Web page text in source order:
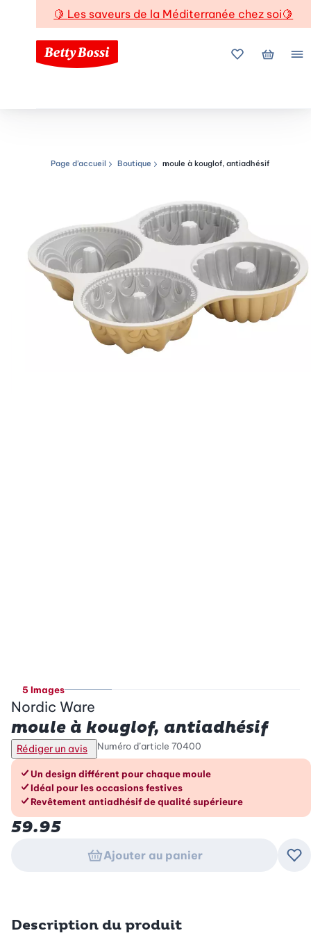
🍋 Les saveurs de la Méditerranée chez soi🍋
Mes favoris
Mon
Chemin de navigation
Page d’accueil Boutique moule à kouglof, antiadhésif
5 Images
Nordic Ware
moule à kouglof, antiadhésif
Rédiger un avis Numéro d’article 70400
Les avantages en un coup d’œil
Un design différent pour chaque moule
Idéal pour les occasions festives
Revêtement antiadhésif de qualité supérieure
59.95
Ajouter au panier
Description du produit